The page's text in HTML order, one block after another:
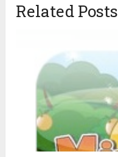
Related Posts